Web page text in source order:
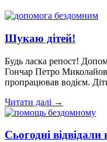
Шукаю дітей!
Будь ласка репост!
Гончар Петро
пропрацював водієм.
Читати далі →
Сьогодні